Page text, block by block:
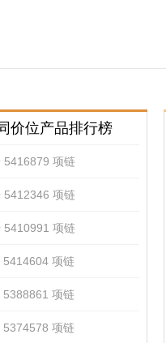
价位产品排行榜
5416879 项链
5412346 项链
5410991 项链
5414604 项链
5388861 项链
5374578 项链